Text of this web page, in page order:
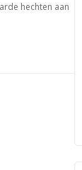
hechten aan